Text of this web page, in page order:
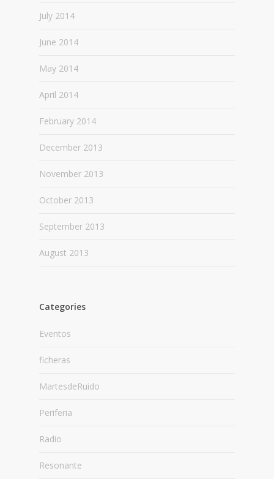
July 2014
June 2014
May 2014
April 2014
February 2014
December 2013
November 2013
October 2013
September 2013
August 2013
Categories
Eventos
ficheras
MartesdeRuido
Periferia
Radio
Resonante